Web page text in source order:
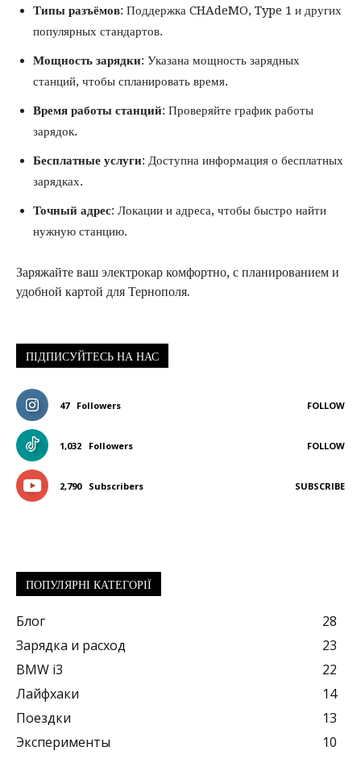
Типы разъёмов: Поддержка CHAdeMO, Type 1 и других
популярных стандартов.
Мощность зарядки: Указана мощность зарядных
станций, чтобы спланировать время.
Время работы станций: Проверяйте график работы
зарядок.
Бесплатные услуги: Доступна информация о бесплатных
зарядках.
Точный адрес: Локации и адреса, чтобы быстро найти
нужную станцию.
Заряжайте ваш электрокар комфортно, с планированием и
удобной картой для Тернополя.
ПІДПИСУЙТЕСЬ НА НАС
47 Followers FOLLOW
1,032 Followers FOLLOW
2,790 Subscribers SUBSCRIBE
ПОПУЛЯРНІ КАТЕГОРІЇ
Блог
28
Зарядка и расход
23
BMW i3
22
Лайфхаки
14
Поездки
13
Эксперименты
10